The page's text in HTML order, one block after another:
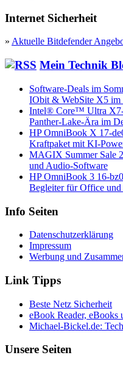
Internet Sicherheit
» Aktuelle Bitdefender
Mein Technik
Software-Deals im
IObit & WebSite X5 im
Intel® Core™ Ultra X7-
Panther-Lake-Ära im
HP OmniBook X 17-
Kraftpaket mit KI-
MAGIX Summer Sale
und Audio-Software
HP OmniBook 3 16-
Begleiter für Office
Info Seiten
Datenschutzerklärung
Impressum
Werbung und
Link Tipps
Beste Netz Sicherheit
eBook Reader, eBooks
Michael-Bickel.de:
Unsere Seiten